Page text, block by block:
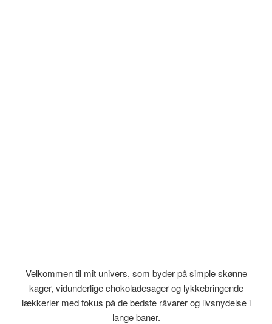
Velkommen til mit univers, som byder på simple skønne
kager, vidunderlige chokoladesager og lykkebringende
lækkerier med fokus på de bedste råvarer og livsnydelse i
lange baner.